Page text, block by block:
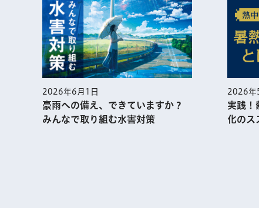
2026年6月1日
豪雨への備え、できていますか？
みんなで取り組む水害対策
2026年
実践！
化のス